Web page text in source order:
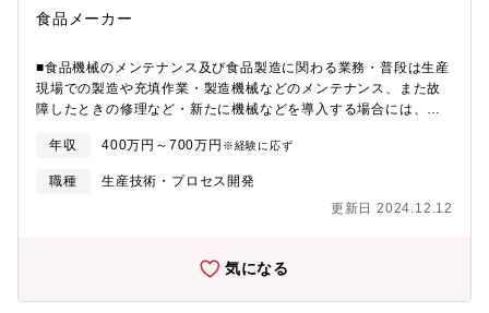
食品メーカー
■食品機械のメンテナンス及び食品製造に関わる業務・普段は生産
現場での製造や充填作業・製造機械などのメンテナンス、また故
障したときの修理など・新たに機械などを導入する場合には、機
年収
400万円～700万円 ※経験に応ず
職種
生産技術・プロセス開発
更新日 2024.12.12
気になる